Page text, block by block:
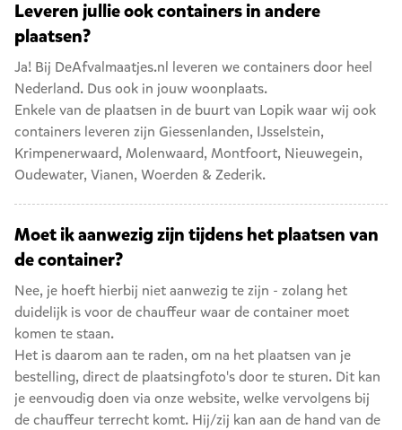
Leveren jullie ook containers in andere
plaatsen?
Ja! Bij DeAfvalmaatjes.nl leveren we containers door heel
Nederland. Dus ook in jouw woonplaats.
Enkele van de plaatsen in de buurt van Lopik waar wij ook
containers leveren zijn Giessenlanden, IJsselstein,
Krimpenerwaard, Molenwaard, Montfoort, Nieuwegein,
Oudewater, Vianen, Woerden & Zederik.
Moet ik aanwezig zijn tijdens het plaatsen van
de container?
Nee, je hoeft hierbij niet aanwezig te zijn - zolang het
duidelijk is voor de chauffeur waar de container moet
komen te staan.
Het is daarom aan te raden, om na het plaatsen van je
bestelling, direct de plaatsingfoto's door te sturen. Dit kan
je eenvoudig doen via onze website, welke vervolgens bij
de chauffeur terrecht komt. Hij/zij kan aan de hand van de